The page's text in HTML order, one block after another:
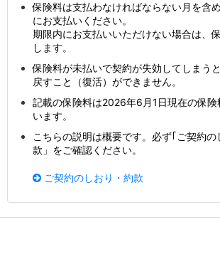
保険料は支払わなければならない月を含
にお支払いください。
期限内にお支払いいただけない場合は、
します。
保険料が未払いで契約が失効してしまう
戻すこと（復活）ができません。
記載の保険料は2026年6月1日現在の保険
います。
こちらの説明は概要です。必ず｢ご契約の
款」をご確認ください。
ご契約のしおり・約款